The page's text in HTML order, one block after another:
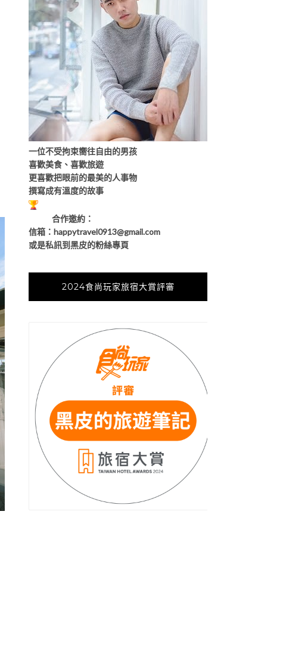
一位不受拘束嚮往自由的男孩
喜歡美食、喜歡旅遊
更喜歡把眼前的最美的人事物
撰寫成有溫度的故事
合作邀約：
信箱： happytravel0913@gmail.com
或是私訊到黑皮的粉絲專頁
2024食尚玩家旅宿大賞評審